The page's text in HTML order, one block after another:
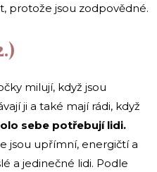
protože jsou zodpovědné.
milují, když jsou
ji a také mají rádi, když
sebe potřebují lidi.
jsou upřímní, energičtí a
a jedinečné lidi. Podle